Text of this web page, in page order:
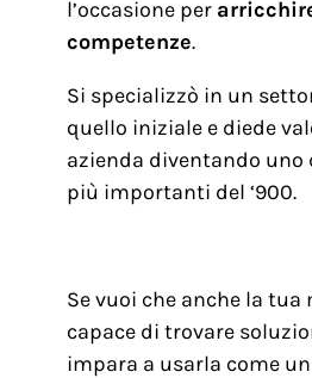
l’occasione per
competenze.
Si specializzò in un
quello iniziale e diede
azienda diventando uno
più importanti del ‘900.
Se vuoi che anche la tua
capace di trovare
impara a usarla come un